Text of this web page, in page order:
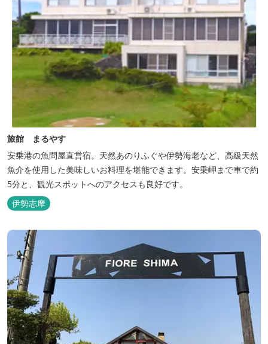
旅館 まるやす
安乗港の魚問屋直営宿。天然あのりふぐや伊勢海老など、高級天然
魚介を使用した美味しいお料理を堪能できます。安乗岬まで車で約
5分と、観光スポットへのアクセスも良好です。
伊勢志摩